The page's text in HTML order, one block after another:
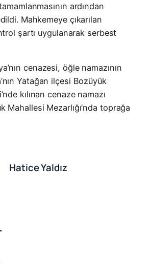
ardından
Mahkemeye çıkarılan
şartı uygulanarak serbest
cenazesi, öğle namazının
Yatağan ilçesi Bozüyük
kılınan cenaze namazı
Mahallesi Mezarlığı’nda toprağa
Hatice Yaldız